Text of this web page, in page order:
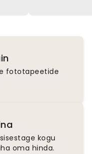
fototapeetide
kogu
oma hinda.